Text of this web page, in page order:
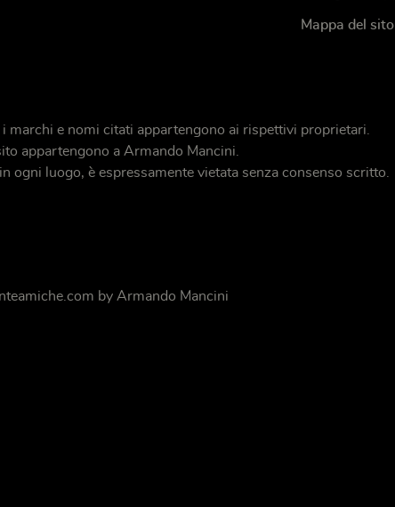
Mappa del sito
i marchi e nomi citati appartengono ai rispettivi proprietari.
appartengono a Armando Mancini.
ogni luogo, è espressamente vietata senza consenso scritto.
by Armando Mancini